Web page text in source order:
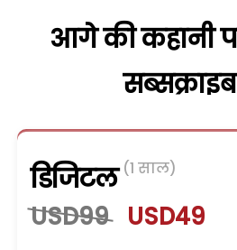
आगे की कहानी
डिजिटल (1 साल)
USD99 USD49